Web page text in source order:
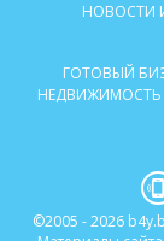
НОВОСТИ
ГОТОВЫЙ
НЕДВИЖИМОСТЬ
©2005 - 2026